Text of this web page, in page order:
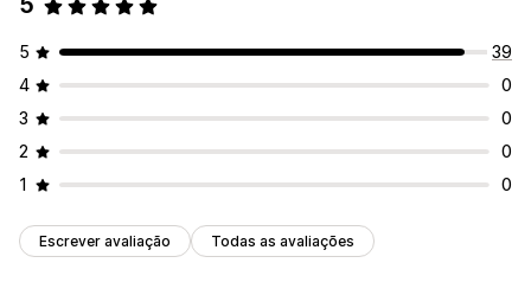
5
39
4
0
3
0
2
0
1
0
Escrever avaliação Todas as avaliações